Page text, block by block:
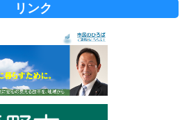
リンク